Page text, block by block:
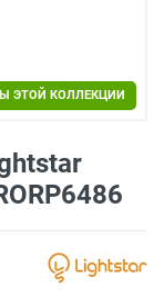
ЭТОЙ КОЛЛЕКЦИИ